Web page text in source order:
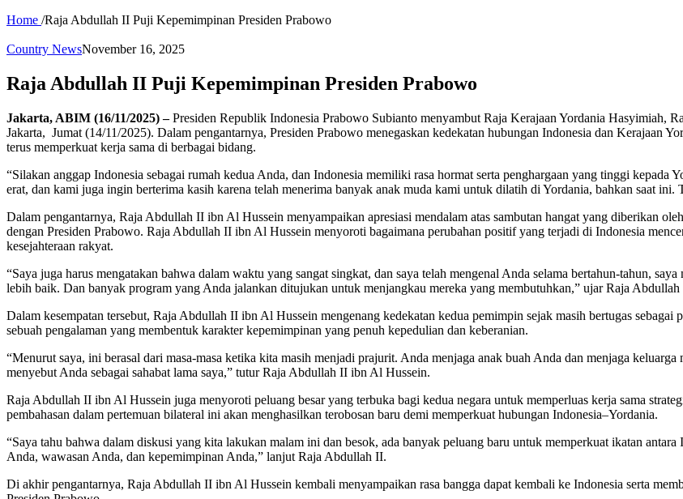
Home /Raja Abdullah II Puji Kepemimpinan Presiden Prabowo
Country NewsNovember 16, 2025
Raja Abdullah II Puji Kepemimpinan Presiden Prabowo
Jakarta, ABIM (16/11/2025) –Presiden Republik Indonesia Prabowo Subianto menyambut Raja Kerajaan Yordania Hasyimiah,
Jakarta, Jumat (14/11/2025). Dalam pengantarnya, Presiden Prabowo menegaskan kedekatan hubungan Indonesia dan Kerajaan
terus memperkuat kerja sama di berbagai bidang.
“Silakan anggap Indonesia sebagai rumah kedua Anda, dan Indonesia memiliki rasa hormat serta penghargaan yang tinggi kepada
erat, dan kami juga ingin berterima kasih karena telah menerima banyak anak muda kami untuk dilatih di Yordania, bahkan saat ini.
Dalam pengantarnya, Raja Abdullah II ibn Al Hussein menyampaikan apresiasi mendalam atas sambutan hangat yang diberikan
dengan Presiden Prabowo. Raja Abdullah II ibn Al Hussein menyoroti bagaimana perubahan positif yang terjadi di Indonesia
kesejahteraan rakyat.
“Saya juga harus mengatakan bahwa dalam waktu yang sangat singkat, dan saya telah mengenal Anda selama bertahun-tahun,
lebih baik. Dan banyak program yang Anda jalankan ditujukan untuk menjangkau mereka yang membutuhkan,” ujar Raja
Dalam kesempatan tersebut, Raja Abdullah II ibn Al Hussein mengenang kedekatan kedua pemimpin sejak masih bertugas
sebuah pengalaman yang membentuk karakter kepemimpinan yang penuh kepedulian dan keberanian.
“Menurut saya, ini berasal dari masa-masa ketika kita masih menjadi prajurit. Anda menjaga anak buah Anda dan menjaga
menyebut Anda sebagai sahabat lama saya,” tutur Raja Abdullah II ibn Al Hussein.
Raja Abdullah II ibn Al Hussein juga menyoroti peluang besar yang terbuka bagi kedua negara untuk memperluas kerja sama
pembahasan dalam pertemuan bilateral ini akan menghasilkan terobosan baru demi memperkuat hubungan Indonesia–Yordania.
“Saya tahu bahwa dalam diskusi yang kita lakukan malam ini dan besok, ada banyak peluang baru untuk memperkuat ikatan
Anda, wawasan Anda, dan kepemimpinan Anda,” lanjut Raja Abdullah II.
Di akhir pengantarnya, Raja Abdullah II ibn Al Hussein kembali menyampaikan rasa bangga dapat kembali ke Indonesia serta